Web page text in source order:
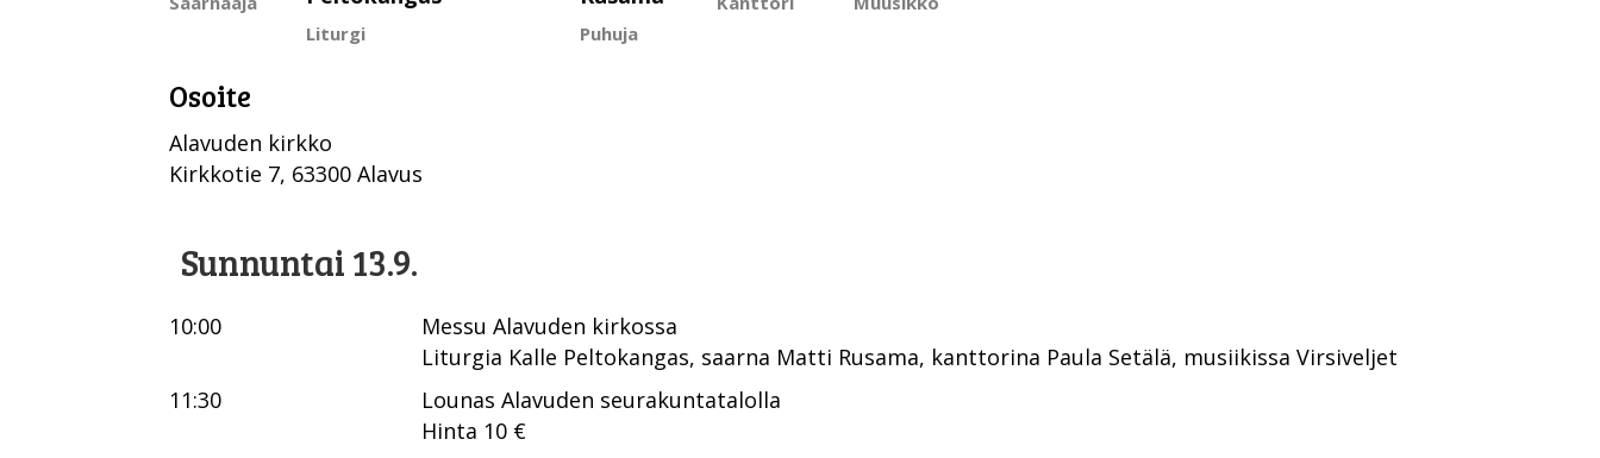
Liturgi Puhuja
Osoite
Alavuden kirkko
Kirkkotie 7, 63300 Alavus
Sunnuntai 13.9.
10:00
Messu Alavuden kirkossa
Liturgia Kalle Peltokangas, saarna Matti Rusama, kanttorina Paula Setälä, musiikissa Virsiveljet
11:30
Lounas Alavuden seurakuntatalolla
Hinta 10 €